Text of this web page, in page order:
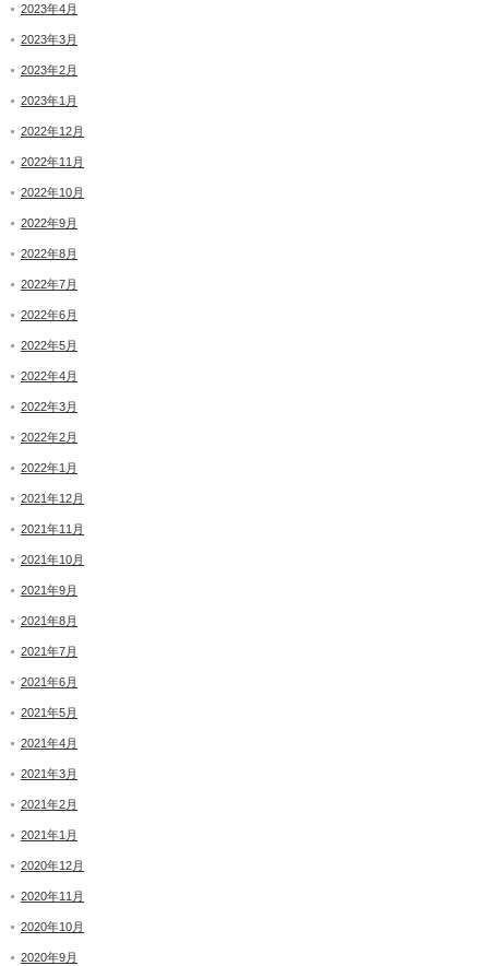
2023年4月
2023年3月
2023年2月
2023年1月
2022年12月
2022年11月
2022年10月
2022年9月
2022年8月
2022年7月
2022年6月
2022年5月
2022年4月
2022年3月
2022年2月
2022年1月
2021年12月
2021年11月
2021年10月
2021年9月
2021年8月
2021年7月
2021年6月
2021年5月
2021年4月
2021年3月
2021年2月
2021年1月
2020年12月
2020年11月
2020年10月
2020年9月